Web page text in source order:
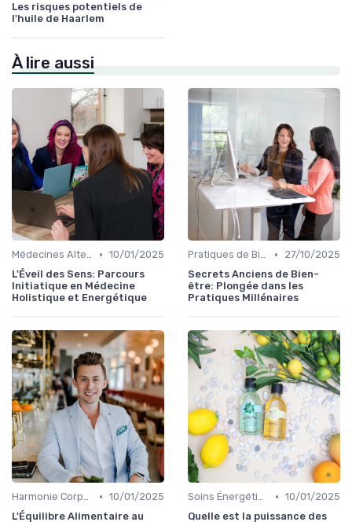
Les risques potentiels de
l'huile de Haarlem
À lire aussi
Médecines Alternatives • 10/01/2025
L'Éveil des Sens: Parcours
Initiatique en Médecine
Holistique et Energétique
Pratiques de Bien-être Anciennes •
27/10/2025
Secrets Anciens de Bien-
être: Plongée dans les
Pratiques Millénaires
Harmonie Corps-Esprit • 10/01/2025
L'Équilibre Alimentaire au
Soins Énergétiques • 10/01/2025
Quelle est la puissance des